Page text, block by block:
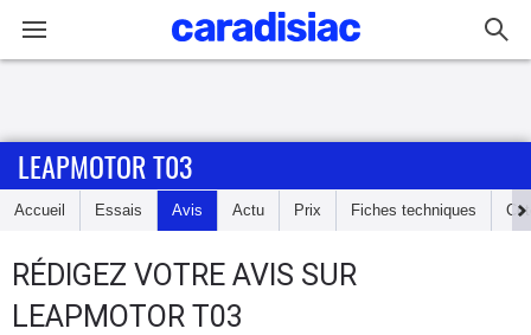
Accueil
Essais
LEAPMOTOR T03
Accueil Essais Avis Actu Prix Fiches techniques
RÉDIGEZ VOTRE AVIS SUR
LEAPMOTOR T03